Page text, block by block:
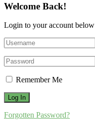
Welcome Back!
Login to your account below
Remember Me
Forgotten Password?